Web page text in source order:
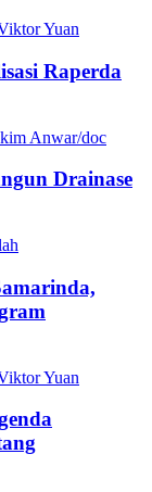
Raperda
Drainase